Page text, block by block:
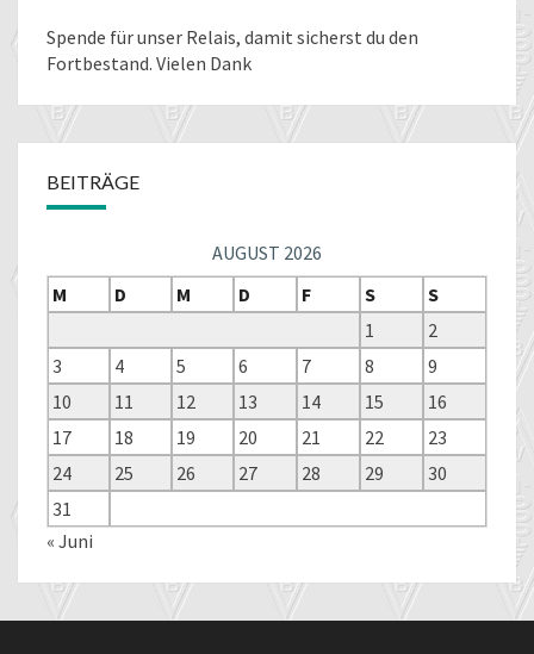
Spende für unser Relais, damit sicherst du den
Fortbestand. Vielen Dank
BEITRÄGE
AUGUST 2026
M
D M D F S
S
1
2
3
4 5 6 7 8
9
10
11 12 13 14 15
16
17
18 19 20 21 22
23
24
25 26 27 28 29
30
31
« Juni